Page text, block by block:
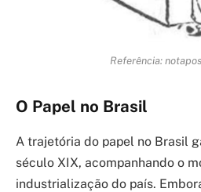
Referência:
O Papel no Brasil
A trajetória do papel no Brasil
século XIX, acompanhando o
industrialização do país.